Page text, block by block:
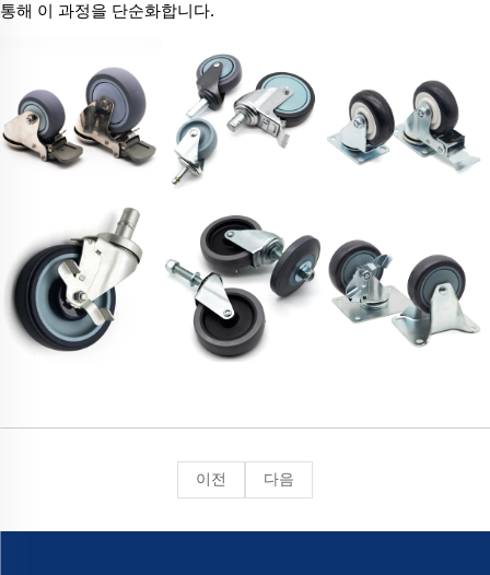
통해 이 과정을 단순화합니다.
이전 다음